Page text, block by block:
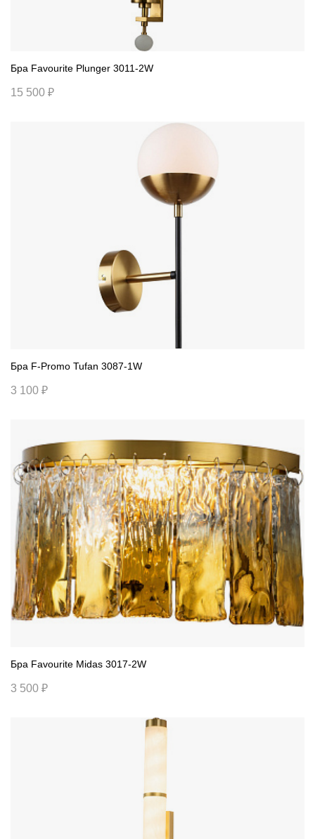
Бра Favourite Plunger 3011-2W
15 500 ₽
Бра F-Promo Tufan 3087-1W
3 100 ₽
Бра Favourite Midas 3017-2W
3 500 ₽